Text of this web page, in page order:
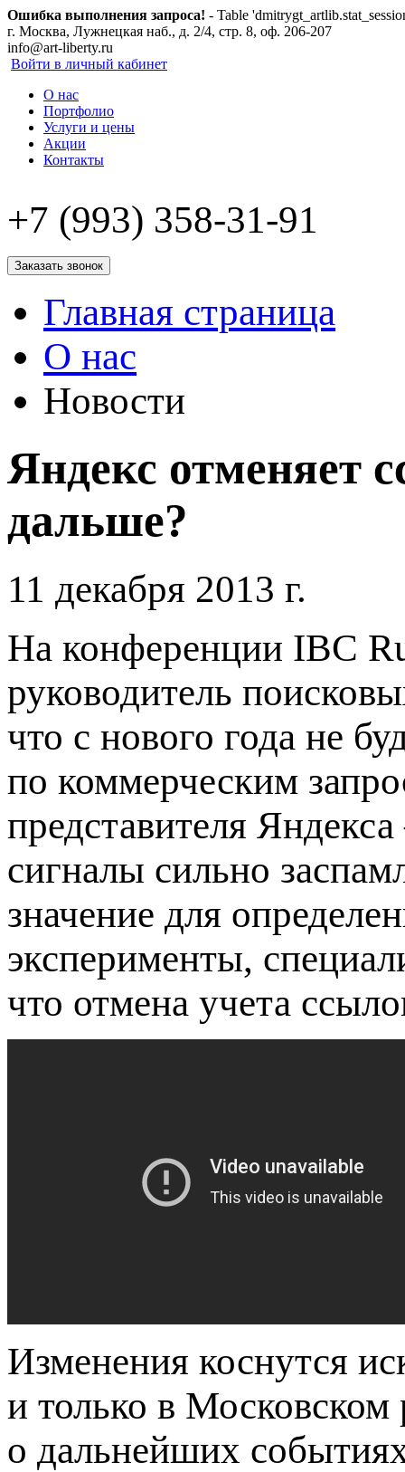
Ошибка выполнения запроса! - Table
г. Москва, Лужнецкая наб., д. 2/4, стр. 8, оф. 206-207
info@art-liberty.ru
Войти в личный кабинет
О нас
Портфолио
Услуги и цены
Акции
Контакты
+7 (993) 358-31-91
Заказать звонок
Главная страница
О нас
Новости
Яндекс отменяет
дальше?
11 декабря 2013 г.
На конференции IBC
руководитель
что с нового года не
по коммерческим
представителя
сигналы сильно
значение для
эксперименты,
что отмена учета
Изменения коснутся
и только в
о дальнейших